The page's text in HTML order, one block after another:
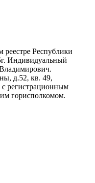
Республики
Индивидуальный
д.52, кв. 49,
с регистрационным
горисполкомом.